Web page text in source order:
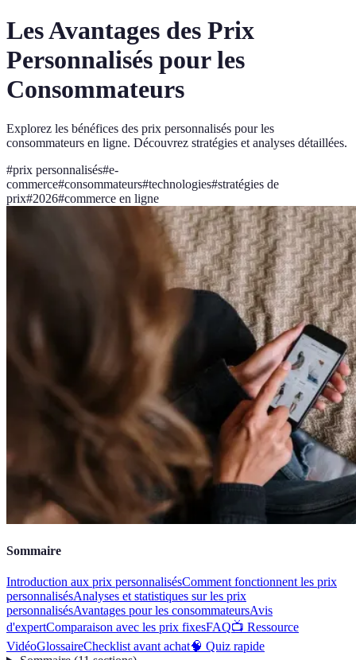
Les Avantages des Prix
Personnalisés pour les
Consommateurs
Explorez les bénéfices des prix personnalisés pour les
consommateurs en ligne. Découvrez stratégies et analyses détaillées.
#prix personnalisés#e-
commerce#consommateurs#technologies#stratégies de
prix#2026#commerce en ligne
Sommaire
Introduction aux prix personnalisésComment fonctionnent les prix
personnalisésAnalyses et statistiques sur les prix
personnalisésAvantages pour les consommateursAvis
d'expertComparaison avec les prix fixesFAQ📺 Ressource
VidéoGlossaireChecklist avant achat🧠 Quiz rapide